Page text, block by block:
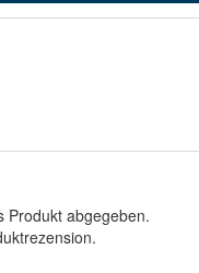
Produkt abgegeben.
.